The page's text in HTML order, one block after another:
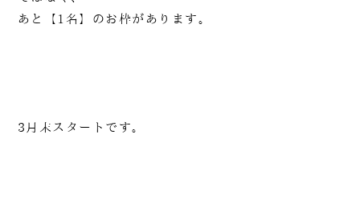
あと【1名】のお枠があります。
3月末スタートです。